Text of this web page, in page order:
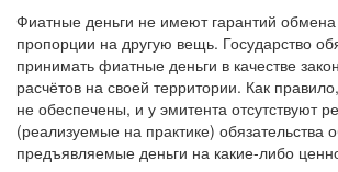
Фиатные деньги не имеют гарантий
пропорции на другую вещь. Государство
принимать фиатные деньги в качестве
расчётов на своей территории. Как
не обеспечены, и у эмитента отсутствуют
(реализуемые на практике) обязательства
предъявляемые деньги на какие-либо